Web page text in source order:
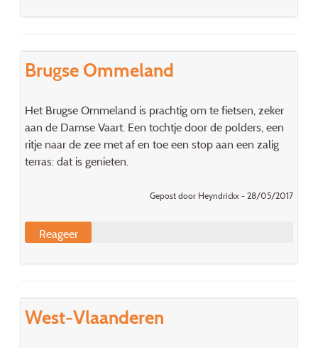
Brugse Ommeland
Het Brugse Ommeland is prachtig om te fietsen, zeker
aan de Damse Vaart. Een tochtje door de polders, een
ritje naar de zee met af en toe een stop aan een zalig
terras: dat is genieten.
Gepost door Heyndrickx - 28/05/2017
Reageer
West-Vlaanderen